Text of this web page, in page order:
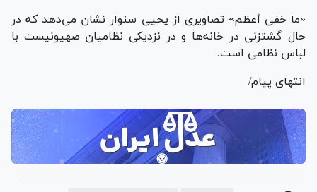
«ما خفی أعظم» تصاویری از یحیی سنوار نشان می‌دهد که در
حال گشت‎زنی در خانه‌ها و در نزدیکی نظامیان صهیونیست با
لباس نظامی است.
انتهای پیام/